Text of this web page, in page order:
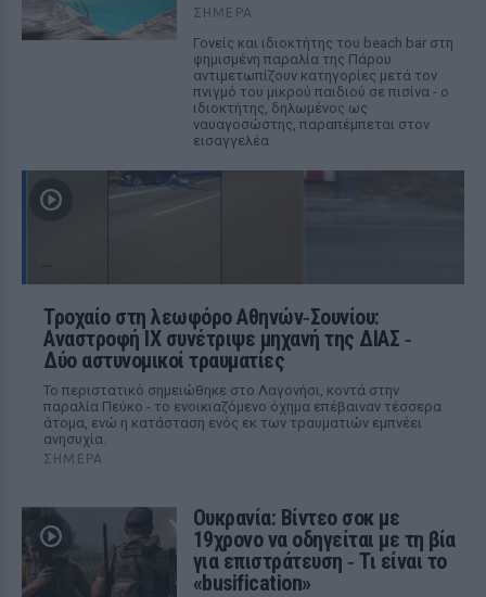
ΣΉΜΕΡΑ
Γονείς και ιδιοκτήτης του beach bar στη
φημισμένη παραλία της Πάρου
αντιμετωπίζουν κατηγορίες μετά τον
πνιγμό του μικρού παιδιού σε πισίνα - ο
ιδιοκτήτης, δηλωμένος ως
ναυαγοσώστης, παραπέμπεται στον
εισαγγελέα
Τροχαίο στη λεωφόρο Αθηνών‑Σουνίου:
Αναστροφή ΙΧ συνέτριψε μηχανή της ΔΙΑΣ ‑
Δύο αστυνομικοί τραυματίες
Το περιστατικό σημειώθηκε στο Λαγονήσι, κοντά στην
παραλία Πεύκο - το ενοικιαζόμενο όχημα επέβαιναν τέσσερα
άτομα, ενώ η κατάσταση ενός εκ των τραυματιών εμπνέει
ανησυχία.
ΣΉΜΕΡΑ
Ουκρανία: Βίντεο σοκ με
19χρονο να οδηγείται με τη βία
για επιστράτευση ‑ Τι είναι το
«busification»